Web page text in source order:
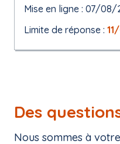
Mise en ligne : 07/08/
Limite de réponse :
Des
Nous sommes à